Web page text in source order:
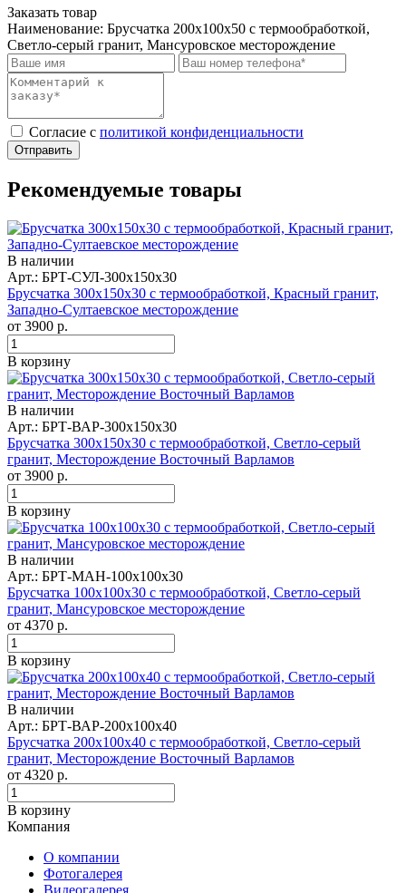
Заказать товар
Наименование: Брусчатка 200x100x50 с термообработкой,
Светло-серый гранит, Мансуровское месторождение
Cогласие с политикой конфиденциальности
Отправить
Рекомендуемые товары
В наличии
Арт.: БРТ-СУЛ-300x150x30
Брусчатка 300x150x30 с термообработкой, Красный гранит,
Западно-Султаевское месторождение
от 3900 р.
В корзину
В наличии
Арт.: БРТ-ВАР-300x150x30
Брусчатка 300x150x30 с термообработкой, Светло-серый
гранит, Месторождение Восточный Варламов
от 3900 р.
В корзину
В наличии
Арт.: БРТ-МАН-100х100х30
Брусчатка 100x100x30 с термообработкой, Светло-серый
гранит, Мансуровское месторождение
от 4370 р.
В корзину
В наличии
Арт.: БРТ-ВАР-200x100x40
Брусчатка 200x100x40 с термообработкой, Светло-серый
гранит, Месторождение Восточный Варламов
от 4320 р.
В корзину
Компания
О компании
Фотогалерея